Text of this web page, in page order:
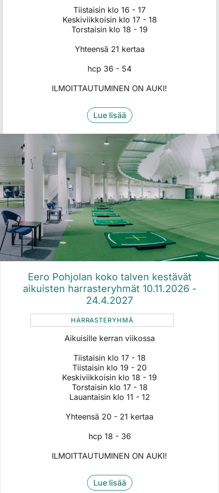
Tiistaisin klo 16 - 17
​​​​​​Keskiviikkoisin klo 17 - 18
Torstaisin klo 18 - 19
​​​​​​​Yhteensä 21 kertaa
​​​​​​​hcp 36 - 54
ILMOITTAUTUMINEN ON AUKI!
Lue lisää
Eero Pohjolan koko talven kestävät
aikuisten harrasteryhmät 10.11.2026 -
24.4.2027​​​​​​​​​​​​
HARRASTERYHMÄ
Aikuisille kerran viikossa
Tiistaisin klo 17 - 18
Tiistaisin klo 19 - 20
​​​​​​Keskiviikkoisin klo 18 - 19
Torstaisin klo 17 - 18
Lauantaisin klo 11 - 12
​​​​​​​Yhteensä 20 - 21 kertaa
​​​​​​​hcp 18 - 36
ILMOITTAUTUMINEN ON AUKI!
Lue lisää